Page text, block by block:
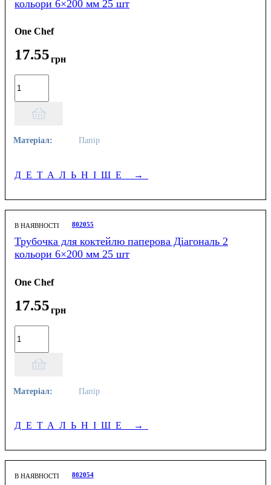
кольори 6×200 мм 25 шт
One Chef
17.55грн
Матеріал: Папір
ДЕТАЛЬНІШЕ →
В НАЯВНОСТІ 802055
Трубочка для коктейлю паперова Діагональ 2
кольори 6×200 мм 25 шт
One Chef
17.55грн
Матеріал: Папір
ДЕТАЛЬНІШЕ →
В НАЯВНОСТІ 802054